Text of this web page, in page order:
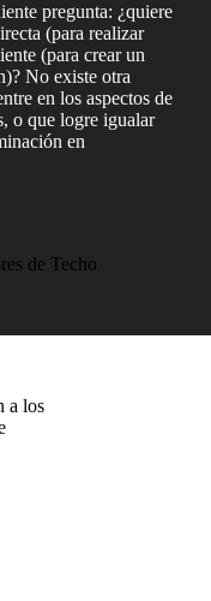
pregunta: ¿quiere
(para realizar
(para crear un
No existe otra
en los aspectos de
o que logre igualar
en